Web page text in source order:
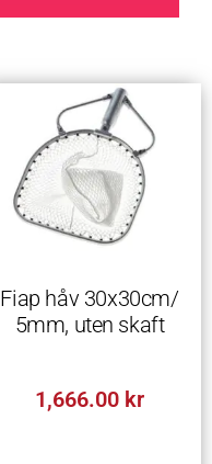
Fiap håv 30x30cm/
5mm, uten skaft
1,666.00 kr